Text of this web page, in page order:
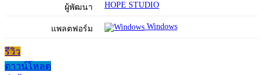
ผู้พัฒนา HOPE STUDIO
แพลตฟอร์ม Windows
รีวิว
ดาวน์โหลด